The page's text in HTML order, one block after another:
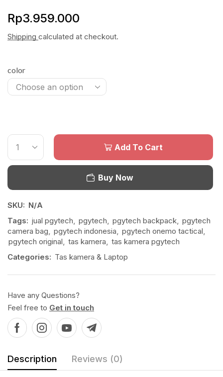
Rp3.959.000
Shipping calculated at checkout.
color
Add To Cart
Buy Now
SKU: N/A
Tags: jual pgytech, pgytech, pgytech backpack, pgytech
camera bag, pgytech indonesia, pgytech onemo tactical,
pgytech original, tas kamera, tas kamera pgytech
Categories: Tas kamera & Laptop
Have any Questions?
Feel free to Get in touch
Description Reviews (0)